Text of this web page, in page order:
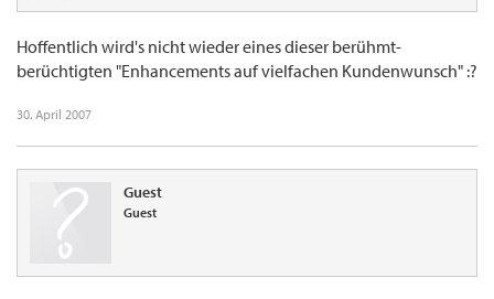
Hoffentlich wird's nicht wieder eines dieser berühmt-
berüchtigten "Enhancements auf vielfachen Kundenwunsch" :?
30. April 2007
Guest
Guest